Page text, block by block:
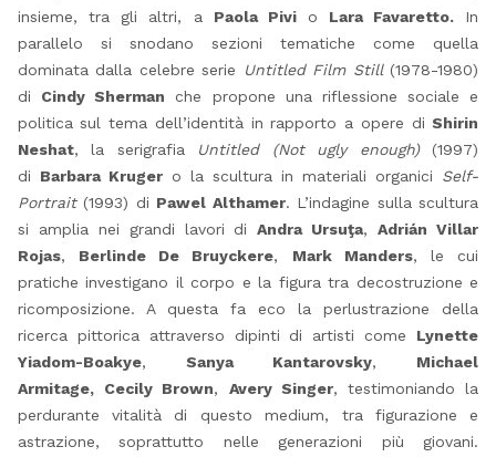
insieme, tra gli altri, a Paola Pivi o Lara Favaretto. In
parallelo si snodano sezioni tematiche come quella
dominata dalla celebre serie
Untitled Film Still (1978-1980)
di Cindy Sherman che propone una riflessione sociale e
politica sul tema dell’identità in rapporto a opere diShirin
Neshat, la serigrafia Untitled (Not ugly enough)(1997)
di Barbara Krugero la scultura in materiali organici Self-
Portrait (1993) di Pawel Althamer. L’indagine sulla scultura
si amplia nei grandi lavori diAndra Ursuţa,Adrián Villar
Rojas, Berlinde De Bruyckere, Mark Manders, le cui
pratiche investigano il corpo e la figura tra decostruzione e
ricomposizione. A questa fa eco la perlustrazione della
ricerca pittorica attraverso dipinti di artisti come Lynette
Yiadom-Boakye, Sanya Kantarovsky, Michael
Armitage,
Cecily Brown, Avery Singer, testimoniando la
perdurante vitalità di questo medium, tra figurazione e
astrazione, soprattutto nelle generazioni più giovani.